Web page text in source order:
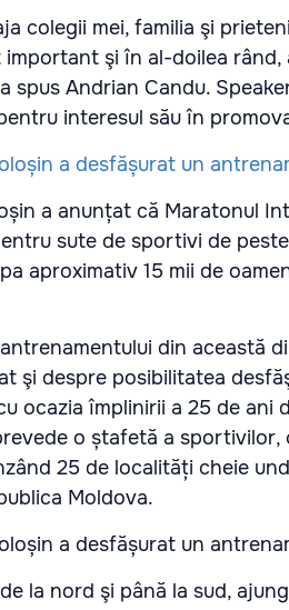
colegii mei, familia şi
important şi în al-doilea
spus Andrian Candu.
interesul său în
a anunțat că Maratonul
sute de sportivi de
aproximativ 15 mii de
din această
şi despre posibilitatea
ocazia împlinirii a 25 de ani
o ștafetă a
25 de localități cheie
Moldova.
la nord şi până la sud,